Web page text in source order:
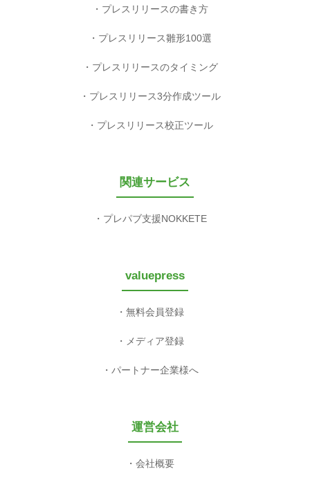
プレスリリースの書き方
プレスリリース雛形100選
プレスリリースのタイミング
プレスリリース3分作成ツール
プレスリリース校正ツール
関連サービス
プレパブ支援NOKKETE
valuepress
無料会員登録
メディア登録
パートナー企業様へ
運営会社
会社概要